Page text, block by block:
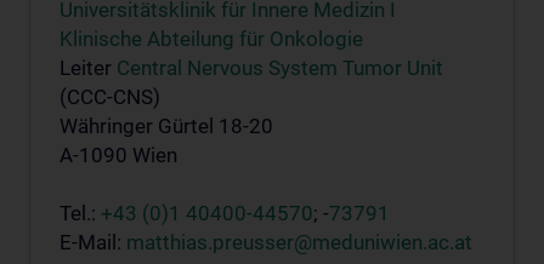
Universitätsklinik für Innere Medizin I
Klinische Abteilung für Onkologie
Leiter Central Nervous System Tumor Unit
(CCC-CNS)
Währinger Gürtel 18-20
A-1090 Wien
Tel.: +43 (0)1 40400-44570; -73791
E-Mail: matthias.preusser@meduniwien.ac.at